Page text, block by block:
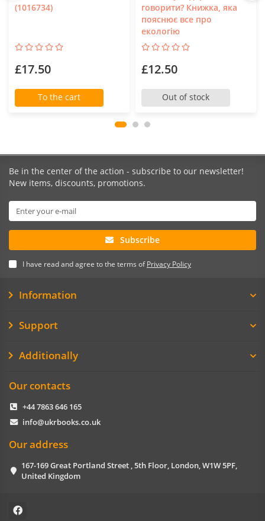
(1016734)
£17.50
To the cart
говорити? Книжка, яка
пояснює все про
екологію
£12.50
Out of stock
Be in the center of the action - subscribe to our newsletter!
New items, discounts, promotions.
Subscribe
I have read and agree to the terms ofPrivacy Policy
Information
Support
Additionally
Our contacts
+44 7863 646 165
info@ukrbooks.co.uk
Our address
167-169 Great Portland Street , 5th Floor, London, W1W 5PF,
United Kingdom